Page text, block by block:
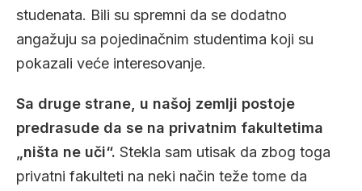
studenata. Bili su spremni da se dodatno
angažuju sa pojedinačnim studentima koji su
pokazali veće interesovanje.
Sa druge strane, u našoj zemlji postoje
predrasude da se na privatnim fakultetima
„ništa ne uči“. Stekla sam utisak da zbog toga
privatni fakulteti na neki način teže tome da